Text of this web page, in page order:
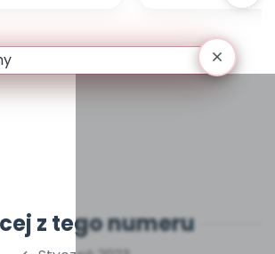
z tego numeru